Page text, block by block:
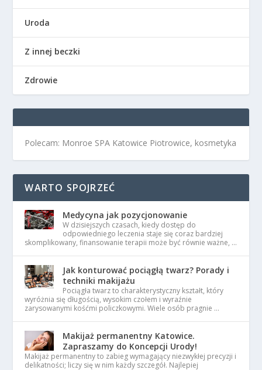
Uroda
Z innej beczki
Zdrowie
Polecam: Monroe SPA Katowice Piotrowice, kosmetyka
WARTO SPOJRZEĆ
Medycyna jak pozycjonowanie
W dzisiejszych czasach, kiedy dostęp do
odpowiedniego leczenia staje się coraz bardziej
skomplikowany, finansowanie terapii może być równie ważne, …
Jak konturować pociągłą twarz? Porady i
techniki makijażu
Pociągła twarz to charakterystyczny kształt, który
wyróżnia się długością, wysokim czołem i wyraźnie
zarysowanymi kośćmi policzkowymi. Wiele osób pragnie …
Makijaż permanentny Katowice.
Zapraszamy do Koncepcji Urody!
Makijaż permanentny to zabieg wymagający niezwykłej precyzji i
delikatności; liczy się w nim każdy szczegół. Najlepiej